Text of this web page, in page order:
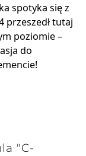
spotyka się z
przeszedł tutaj
poziomie –
do
"C-